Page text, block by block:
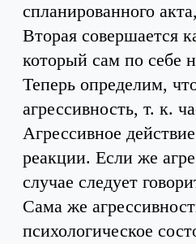
спланированного
Вторая совершается
который сам по себе
Теперь определим,
агрессивность, т. к.
Агрессивное
реакции. Если же
случае следует
Сама же
психологическое